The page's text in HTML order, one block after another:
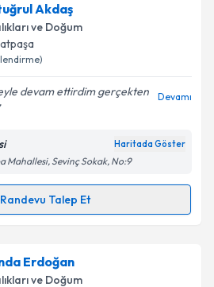
e-posta ile bilgilendireceğiz.
kabul ediyorum.
Talebini Gönder
Akdaş
ve Doğum
devam ettirdim gerçekten
Devamı
Haritada Göster
Mahallesi, Sevinç Sokak, No:9
Randevu Talep Et
Talebi
için randevu takvimi talebi
randevu almanız için bir
Erdoğan
ve Doğum